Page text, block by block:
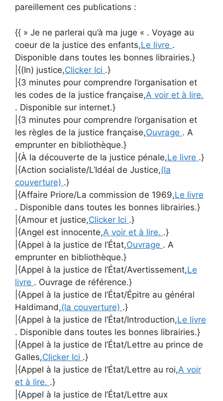
pareillement ces publications :
{{ » Je ne parlerai qu’à ma juge « . Voyage au
coeur de la justice des enfants,Le livre .
Disponible dans toutes les bonnes librairies.}
|{(In) justice,Clicker Ici .}
|{3 minutes pour comprendre l’organisation et
les codes de la justice française,A voir et à lire.
. Disponible sur internet.}
|{3 minutes pour comprendre l’organisation et
les règles de la justice française,Ouvrage . A
emprunter en bibliothèque.}
|{À la découverte de la justice pénale,Le livre .}
|{Action socialiste/L’Idéal de Justice,(la
couverture) .}
|{Affaire Priore/La commission de 1969,Le livre
. Disponible dans toutes les bonnes librairies.}
|{Amour et justice,Clicker Ici .}
|{Angel est innocente,A voir et à lire. .}
|{Appel à la justice de l’État,Ouvrage . A
emprunter en bibliothèque.}
|{Appel à la justice de l’État/Avertissement,Le
livre . Ouvrage de référence.}
|{Appel à la justice de l’État/Épitre au général
Haldimand,(la couverture) .}
|{Appel à la justice de l’État/Introduction,Le livre
. Disponible dans toutes les bonnes librairies.}
|{Appel à la justice de l’État/Lettre au prince de
Galles,Clicker Ici .}
|{Appel à la justice de l’État/Lettre au roi,A voir
et à lire. .}
|{Appel à la justice de l’État/Lettre aux